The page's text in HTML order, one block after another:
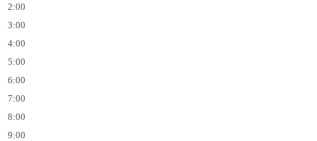
2:00
3:00
4:00
5:00
6:00
7:00
8:00
9:00